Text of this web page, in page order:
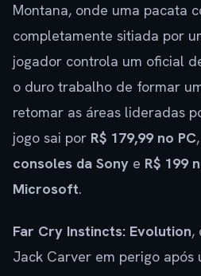
Montana, onde uma pacata
completamente sitiada por
jogador controla um oficial
o duro trabalho de formar
retomar as áreas lideradas
jogo sai por R$ 179,99 no PC,
consoles da Sony e R$ 199
Microsoft.
Far Cry Instincts: Evolution,
Jack Carver em perigo após